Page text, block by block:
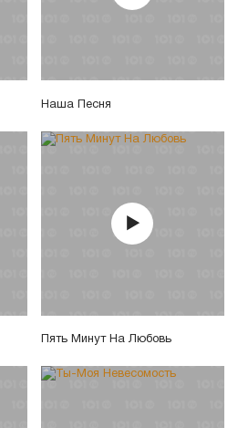
Наша Песня
Пять Минут На Любовь